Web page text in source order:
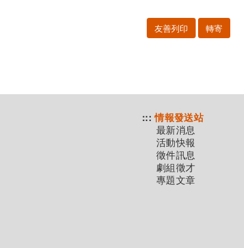
友善列印 轉寄
::: 情報發送站
最新消息
活動快報
徵件訊息
劇組徵才
專題文章